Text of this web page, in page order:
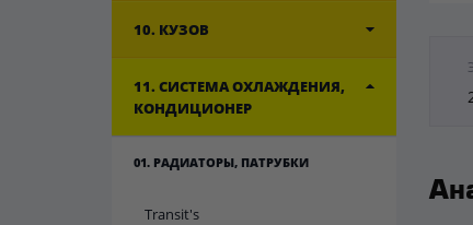
10. КУЗОВ
11. СИСТЕМА ОХЛАЖДЕНИЯ,
КОНДИЦИОНЕР
01. РАДИАТОРЫ, ПАТРУБКИ
Transit's